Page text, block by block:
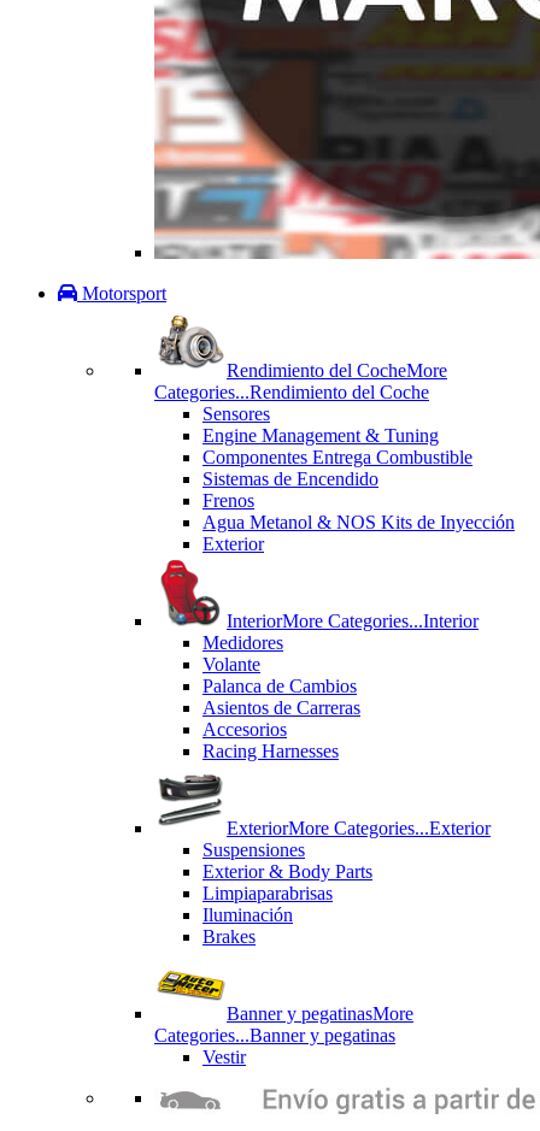
Motorsport
Rendimiento del CocheMore
Categories...Rendimiento del Coche
Sensores
Engine Management & Tuning
Componentes Entrega Combustible
Sistemas de Encendido
Frenos
Agua Metanol & NOS Kits de Inyección
Exterior
InteriorMore Categories...Interior
Medidores
Volante
Palanca de Cambios
Asientos de Carreras
Accesorios
Racing Harnesses
ExteriorMore Categories...Exterior
Suspensiones
Exterior & Body Parts
Limpiaparabrisas
Iluminación
Brakes
Banner y pegatinasMore
Categories...Banner y pegatinas
Vestir